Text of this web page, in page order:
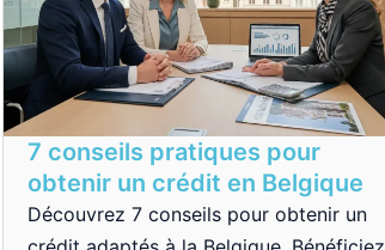
7 conseils pratiques pour
obtenir un crédit en Belgique
Découvrez 7 conseils pour obtenir un